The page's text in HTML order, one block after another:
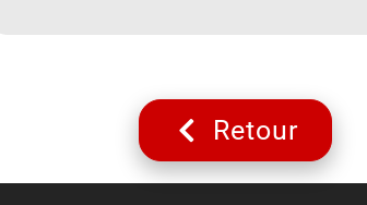
Retour